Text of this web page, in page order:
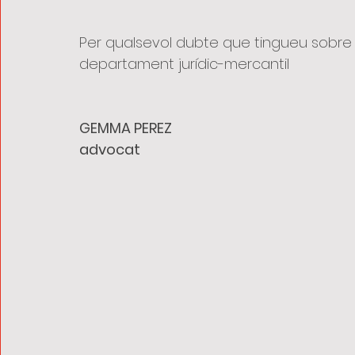
Per qualsevol dubte que tingueu
departament jurídic-mercantil
GEMMA PEREZ
advocat